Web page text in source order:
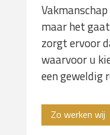
maar het
zorgt ervoor
waarvoor u
een geweldig
Zo werken wij